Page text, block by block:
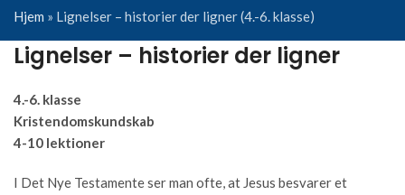
Hjem » Lignelser – historier der ligner (4.-6. klasse)
Lignelser – historier der ligner
4.-6. klasse
Kristendomskundskab
4-10 lektioner
I Det Nye Testamente ser man ofte, at Jesus besvarer et